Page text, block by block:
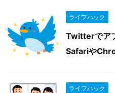
ライフハック
Twitterでア
Safariや
ライフハック